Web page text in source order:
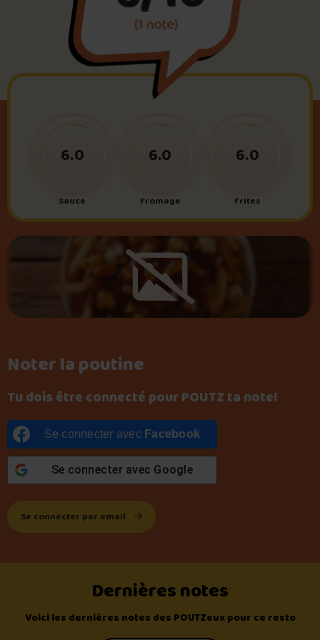
Foire aux questions
(1 note)
Noter la poutine
Tu dois être connecté pour POUTZ ta note!
Se connecter avec Facebook
Se connecter avec Google
Se connecter par email
Sauce
6.0
Fromage
6.0
Frites
6.0
Dernières notes
Voici les dernières notes des POUTZeux pour ce resto